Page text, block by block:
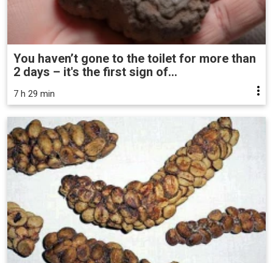
You haven’t gone to the toilet for more than
2 days – it's the first sign of...
7 h 29 min